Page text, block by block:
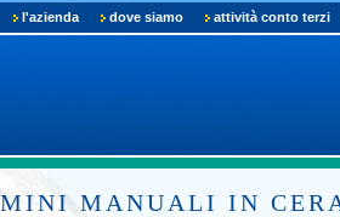
l'azienda dove siamo attività conto terzi
MANUALI IN